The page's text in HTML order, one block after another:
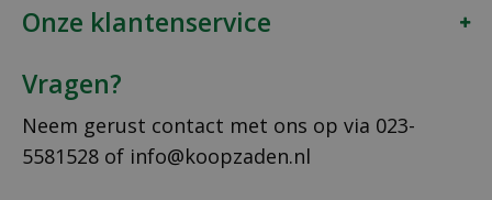
Onze klantenservice
Vragen?
Neem gerust contact met ons op via 023-
5581528 of info@koopzaden.nl